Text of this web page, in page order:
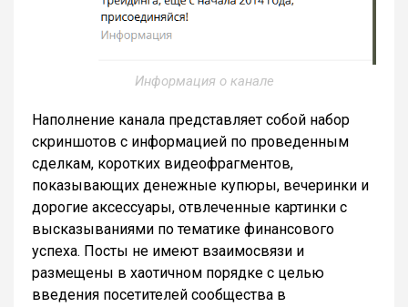
Информация о канале
Наполнение канала представляет собой набор
скриншотов с информацией по проведенным
сделкам, коротких видеофрагментов,
показывающих денежные купюры, вечеринки и
дорогие аксессуары, отвлеченные картинки с
высказываниями по тематике финансового
успеха. Посты не имеют взаимосвязи и
размещены в хаотичном порядке с целью
введения посетителей сообщества в